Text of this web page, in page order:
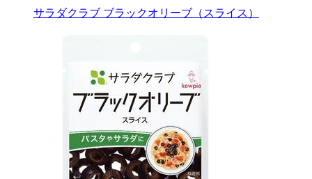
サラダクラブ ブラックオリーブ（スライス）